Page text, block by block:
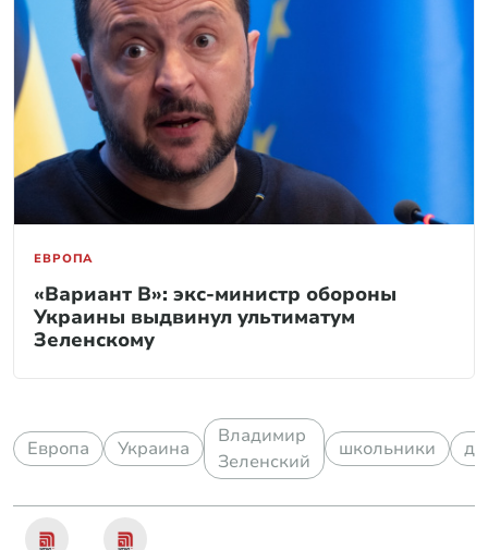
ЕВРОПА
«Вариант B»: экс-министр обороны
Украины выдвинул ультиматум
Зеленскому
Европа Украина
Владимир
Зеленский
школьники